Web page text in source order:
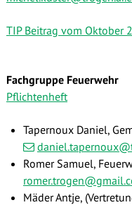
TIP Beitrag vom Oktober
Fachgruppe Feuerwehr
Pflichtenheft
Tapernoux Daniel,
Romer Samuel,
Mäder Antje,